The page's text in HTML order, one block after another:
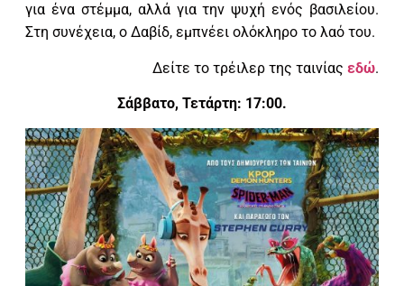
για ένα στέμμα, αλλά για την ψυχή ενός βασιλείου.
Στη συνέχεια, ο Δαβίδ, εμπνέει ολόκληρο το λαό του.
Δείτε το τρέιλερ της ταινίας εδώ.
Σάββατο, Τετάρτη: 17:00.